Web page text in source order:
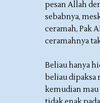
pesan Allah
sebabnya,
ceramah, Pak
ceramahnya
Beliau hanya
beliau dipaksa
kemudian